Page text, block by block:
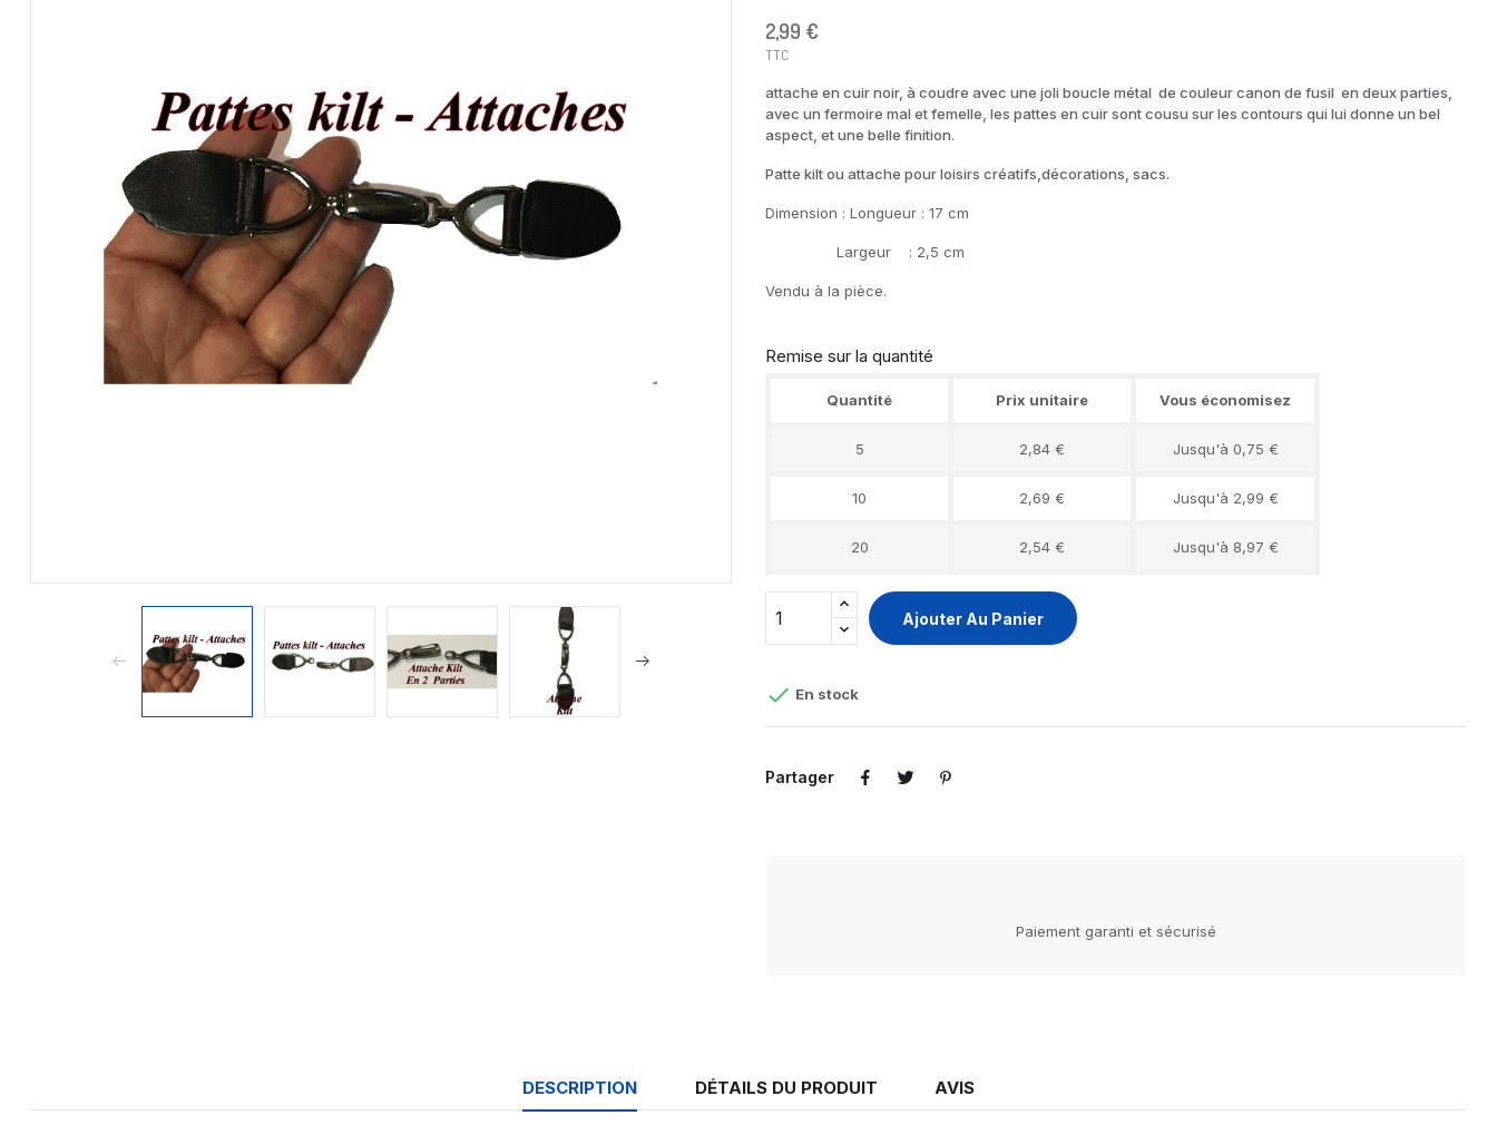
2,99 €
TTC
attache en cuir noir, à coudre avec une joli boucle métal de couleur canon de fusil en deux parties,
avec un fermoire mal et femelle, les pattes en cuir sont cousu sur les contours qui lui donne un bel
aspect, et une belle finition.
Patte kilt ou attache pour loisirs créatifs,décorations, sacs.
Dimension : Longueur : 17 cm
Largeur : 2,5 cm
Vendu à la pièce.
Remise sur la quantité
Quantité Prix unitaire Vous économisez
5 2,84 € Jusqu'à 0,75 €
10 2,69 € Jusqu'à 2,99 €
20 2,54 € Jusqu'à 8,97 €
Ajouter Au Panier
 En stock
Partager
Paiement garanti et sécurisé
DESCRIPTION DÉTAILS DU PRODUIT AVIS